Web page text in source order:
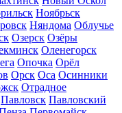
Ноябрьск
Няндома Облучье
Озерск Озёры
Оленегорск
Опочка Орёл
Орск Оса Осинники
Отрадное
Павловск Павловский